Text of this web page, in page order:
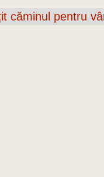
căminul pentru